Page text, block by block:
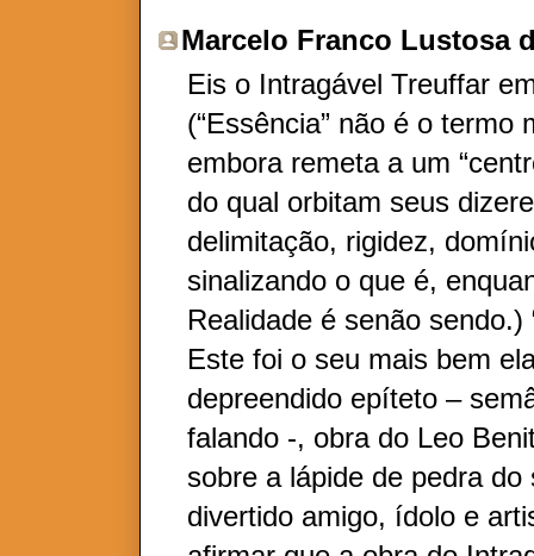
Marcelo Franco Lustosa
Eis o Intragável Treuffar
(“Essência” não é o termo
embora remeta a um
do qual orbitam seus
delimitação, rigidez,
sinalizando o que é,
Realidade é senão sendo.)
Este foi o seu mais bem
depreendido epíteto –
falando -, obra do Leo
sobre a lápide de pedra
divertido amigo, ídolo e